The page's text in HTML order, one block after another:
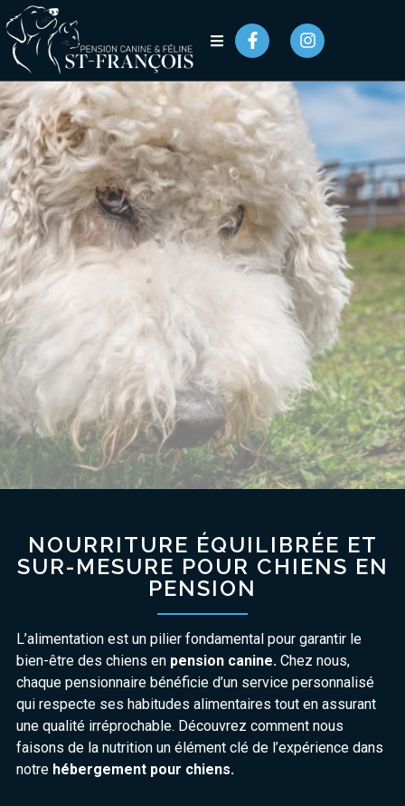
NOURRITURE ÉQUILIBRÉE ET
SUR-MESURE POUR CHIENS EN
PENSION
L’alimentation est un pilier fondamental pour garantir le
bien-être des chiens en pension canine. Chez nous,
chaque pensionnaire bénéficie d’un service personnalisé
qui respecte ses habitudes alimentaires tout en assurant
une qualité irréprochable. Découvrez comment nous
faisons de la nutrition un élément clé de l’expérience dans
notre hébergement pour chiens.